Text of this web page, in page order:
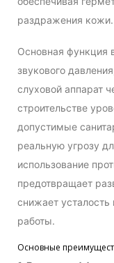
раздражения кожи.
Основная функция
звукового
слуховой аппарат
строительстве
допустимые
реальную угрозу
использование
предотвращает
снижает
работы.
Основные